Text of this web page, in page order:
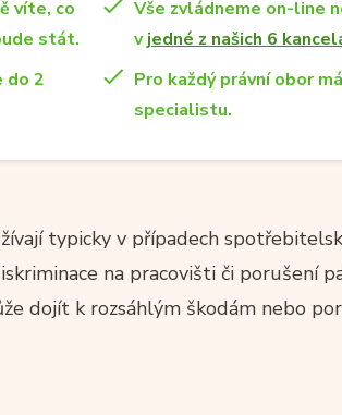
víte, co
stát.
Vše zvládneme on-line
vjedné z našich 6
do 2
Pro každý právní obor
specialistu.
typicky v případech
na pracovišti či porušení
dojít k rozsáhlým škodám nebo